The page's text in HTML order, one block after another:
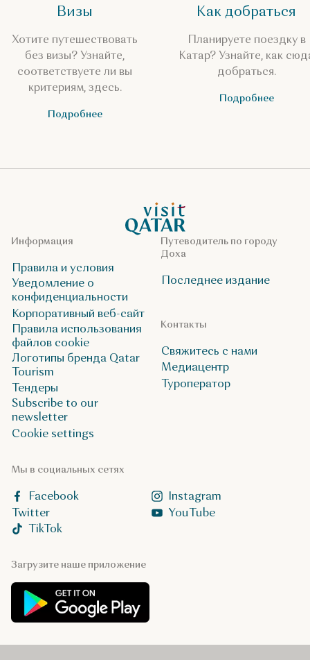
Визы
Хотите путешествовать
без визы? Узнайте,
соответствуете ли вы
критериям, здесь.
Подробнее
Как добраться
Планируете поездку в
Катар? Узнайте, как
добраться.
Подробнее
VisitQatar Homepage
Загрузите наше приложение
Путеводитель по городу
Доха
Последнее издание
Мы в социальных сетях
Facebook
Instagram
Twitter
YouTube
TikTok
Контакты
Свяжитесь с нами
Медиацентр
Туроператор
Информация
Правила и условия
Уведомление о
конфиденциальности
Корпоративный веб-сайт
Правила использования
файлов cookie
Логотипы бренда Qatar
Tourism
Тендеры
Subscribe to our
newsletter
Cookie settings